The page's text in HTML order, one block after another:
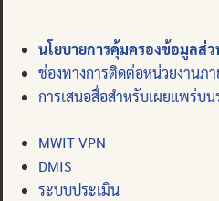
นโยบายการคุ้มครองข้อมูลส่
ช่องทางการติดต่อหน่วยงานภา
การเสนอสื่อสำหรับเผยแพร่บน
MWIT VPN
DMIS
ระบบประเมิน